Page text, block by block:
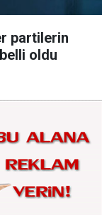
partilerin
oldu